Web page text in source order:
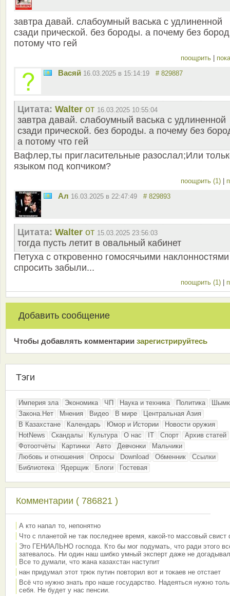
завтра давай. слабоумный васька с удлиненной
сзади прической. без бороды. а почему без
потому что гей
поощрить
Васяй 16.03.2025 в 15:14:19 # 829887
Цитата: Walter от 16.03.2025 10:55:04
завтра давай. слабоумный васька с удлиненной
сзади прической. без бороды. а почему без
а потому что гей
Вафлер,ты пригласительные разослал;Или
языком под копчиком?
поощрить (1)
Ал 16.03.2025 в 22:47:49 # 829893
Цитата: Walter от 15.03.2025 23:56:03
тогда пусть летит в овальный кабинет
Петуха с откровенно гомосячьими наклонностями
спросить забыли...
поощрить (1)
Добавить сообщение
Чтобы добавлять комментарии зарeгиcтрирyйтeсь
Тэги
Империя зла Экономика ЧП Наука и техника Политика
Закона.Нет
Мнения Видео В мире
Центральная Азия
В Казахстане
Календарь Юмор и Истории
Новости оружия
HotNews
Скандалы Культура О нас IT Спорт
Архив статей
Фотоотчёты
Картинки Авто Девчонки
Мальчики
Любовь и отношения
Опросы Download Обменник
Ссылки
Библиотека
Ядерщик Блоги Гостевая
Комментарии ( 786821 )
А кто напал то, непонятно
Что с планетой не так последнее время, какой-то массовый свист
Это ГЕНИАЛЬНО господа. Кто бы мог подумать, что ради этого
затевалось. Ни один наш шибко умный эксперт даже не
Все то думали, что жана казахстан наступит
нан придумал этот трюк путин повторил вот и токаев не отстает
Всё что нужно знать про наше государство. Надеяться нужно
себя. Не будет у нас пенсии.